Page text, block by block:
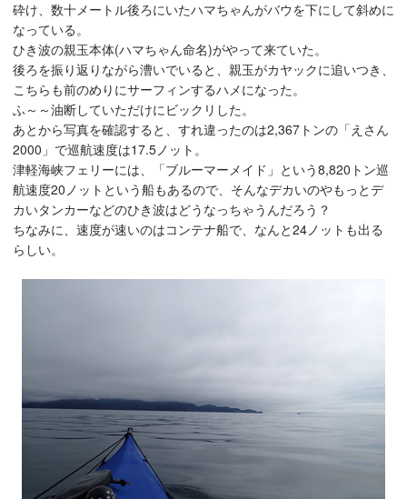
砕け、数十メートル後ろにいたハマちゃんがバウを下にして斜めに
なっている。
ひき波の親玉本体(ハマちゃん命名)がやって来ていた。
後ろを振り返りながら漕いでいると、親玉がカヤックに追いつき、
こちらも前のめりにサーフィンするハメになった。
ふ～～油断していただけにビックリした。
あとから写真を確認すると、すれ違ったのは2,367トンの「えさん
2000」で巡航速度は17.5ノット。
津軽海峡フェリーには、「ブルーマーメイド」という8,820トン巡
航速度20ノットという船もあるので、そんなデカいのやもっとデ
カいタンカーなどのひき波はどうなっちゃうんだろう？
ちなみに、速度が速いのはコンテナ船で、なんと24ノットも出る
らしい。